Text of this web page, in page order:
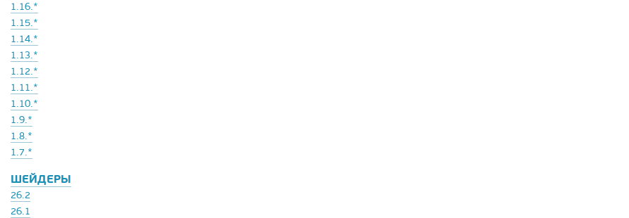
1.16.*
1.15.*
1.14.*
1.13.*
1.12.*
1.11.*
1.10.*
1.9.*
1.8.*
1.7.*
ШЕЙДЕРЫ
26.2
26.1